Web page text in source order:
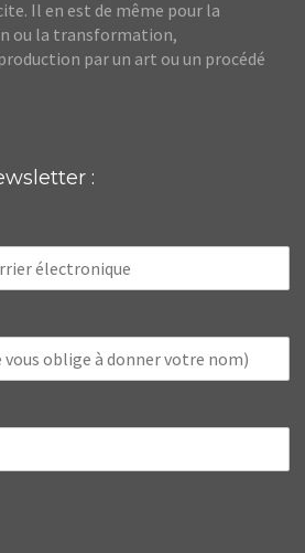
Il en est de même pour la
ou la transformation,
par un art ou un procédé
: